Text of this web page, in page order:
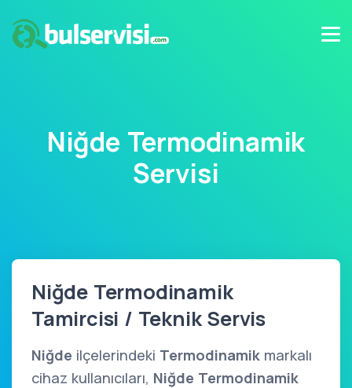
Niğde Termodinamik
Servisi
Niğde Termodinamik
Tamircisi / Teknik Servis
Niğde ilçelerindeki Termodinamik markalı
cihaz kullanıcıları, Niğde Termodinamik